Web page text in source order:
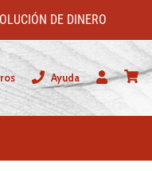
DE DINERO
Ayuda
Usuario